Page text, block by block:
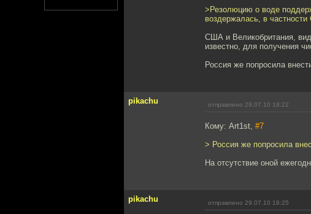
>Резолюцию о воде
воздержалась, в
США и Великобритания,
известно, для получения
Россия же попросила
pikachu отправлено 29.07.10 18:22
Кому: Art1st, #7
> Россия же попросила
На отсутствие оной
pikachu отправлено 29.07.10 18:25